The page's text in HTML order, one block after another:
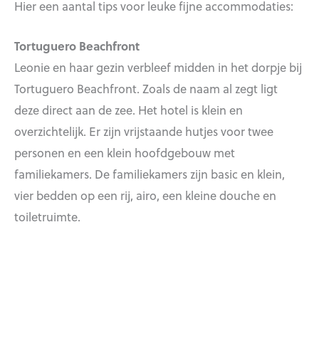
Hier een aantal tips voor leuke fijne accommodaties:
Tortuguero Beachfront
Leonie en haar gezin verbleef midden in het dorpje bij
Tortuguero Beachfront. Zoals de naam al zegt ligt
deze direct aan de zee. Het hotel is klein en
overzichtelijk. Er zijn vrijstaande hutjes voor twee
personen en een klein hoofdgebouw met
familiekamers. De familiekamers zijn basic en klein,
vier bedden op een rij, airo, een kleine douche en
toiletruimte.